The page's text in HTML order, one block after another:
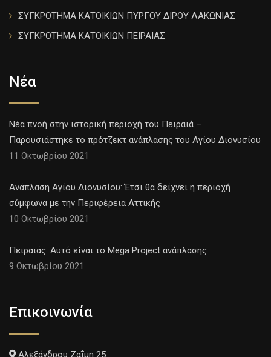
ΣΥΓΚΡΟΤΗΜΑ ΚΑΤΟΙΚΙΩΝ ΠΥΡΓΟΥ ΔΙΡΟΥ ΛΑΚΩΝΙΑΣ
ΣΥΓΚΡΟΤΗΜΑ ΚΑΤΟΙΚΙΩΝ ΠΕΙΡΑΙΑΣ
Νέα
Νέα πνοή στην ιστορική περιοχή του Πειραιά –
Παρουσιάστηκε το πρότζεκτ ανάπλασης του Αγίου Διονυσίου
11 Οκτωβρίου 2021
Ανάπλαση Αγίου Διονυσίου: Έτσι θα δείχνει η περιοχή
σύμφωνα με την Περιφέρεια Αττικής
10 Οκτωβρίου 2021
Πειραιάς: Αυτό είναι το Mega Project ανάπλασης
9 Οκτωβρίου 2021
Επικοινωνία
Αλεξάνδρου Ζαΐμη 25